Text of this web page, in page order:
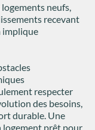
neufs,
recevant
implique
respecter
des besoins,
durable. Une
logement prêt pour